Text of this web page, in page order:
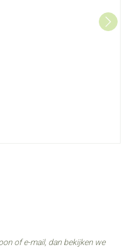
of e-mail, dan bekijken we